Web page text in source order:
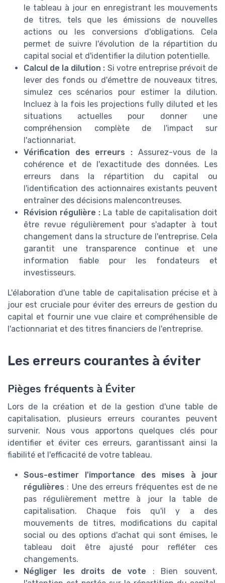
le tableau à jour en enregistrant les mouvements
de titres, tels que les émissions de nouvelles
actions ou les conversions d'obligations. Cela
permet de suivre l'évolution de la répartition du
capital social et d'identifier la dilution potentielle.
Calcul de la dilution : Si votre entreprise prévoit de
lever des fonds ou d'émettre de nouveaux titres,
simulez ces scénarios pour estimer la dilution.
Incluez à la fois les projections fully diluted et les
situations actuelles pour donner une
compréhension complète de l'impact sur
l'actionnariat.
Vérification des erreurs : Assurez-vous de la
cohérence et de l'exactitude des données. Les
erreurs dans la répartition du capital ou
l'identification des actionnaires existants peuvent
entraîner des décisions malencontreuses.
Révision régulière : La table de capitalisation doit
être revue régulièrement pour s'adapter à tout
changement dans la structure de l'entreprise. Cela
garantit une transparence continue et une
information fiable pour les fondateurs et
investisseurs.
L'élaboration d'une table de capitalisation précise et à
jour est cruciale pour éviter des erreurs de gestion du
capital et fournir une vue claire et compréhensible de
l'actionnariat et des titres financiers de l'entreprise.
Les erreurs courantes à éviter
Pièges fréquents à Éviter
Lors de la création et de la gestion d'une table de
capitalisation, plusieurs erreurs courantes peuvent
survenir. Nous vous apportons quelques clés pour
identifier et éviter ces erreurs, garantissant ainsi la
fiabilité et l'efficacité de votre tableau.
Sous-estimer l'importance des mises à jour
régulières : Une des erreurs fréquentes est de ne
pas régulièrement mettre à jour la table de
capitalisation. Chaque fois qu'il y a des
mouvements de titres, modifications du capital
social ou des options d'achat qui sont émises, le
tableau doit être ajusté pour refléter ces
changements.
Négliger les droits de vote : Bien souvent,